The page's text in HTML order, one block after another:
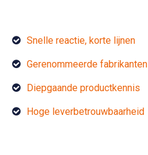
Snelle reactie, korte lijnen
Gerenommeerde fabrikanten
Diepgaande productkennis
Hoge leverbetrouwbaarheid